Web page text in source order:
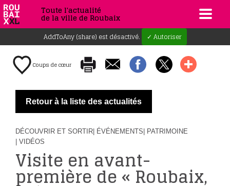
Toute l'actualité
de la ville de Roubaix
AddToAny (share) est désactivé. ✓ Autoriser
Coups de cœur
Retour à la liste des actualités
DÉCOUVRIR ET SORTIR | ÉVÉNEMENTS | PATRIMOINE
| VIDÉOS
Visite en avant-
première de « Roubaix,